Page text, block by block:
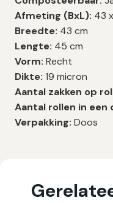
Afmeting (BxL): 43
Breedte: 43 cm
Lengte: 45 cm
Vorm: Recht
Dikte: 19 micron
Aantal zakken op
Aantal rollen in een
Verpakking: Doos